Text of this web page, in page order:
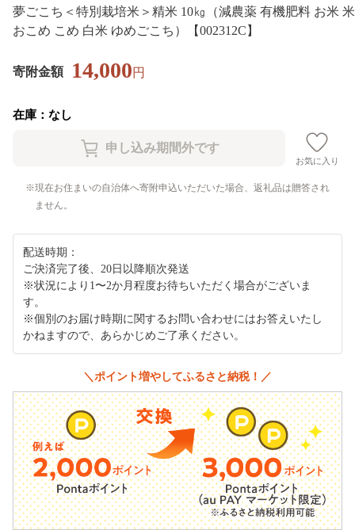
夢ごこち＜特別栽培米＞精米 10㎏（減農薬 有機肥料 お米 米
おこめ こめ 白米 ゆめごこち）【002312C】
寄附金額 14,000円
在庫：なし
お気に入り
現在お住まいの自治体へ寄附申込いただいた場合、返礼品は贈答され
ません。
配送時期：
ご決済完了後、20日以降順次発送
※状況により1〜2か月程度お待ちいただく場合がございま
す。
※個別のお届け時期に関するお問い合わせにはお答えいたし
かねますので、あらかじめご了承ください。
＼ポイント増やしてふるさと納税！／